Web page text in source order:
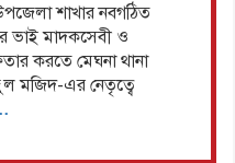
শাখার নবগঠিত
ভাই মাদকসেবী ও
করতে মেঘনা থানা
মজিদ-এর নেতৃত্বে